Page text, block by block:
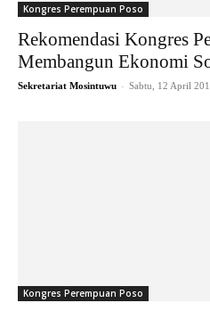
Kongres Perempuan Poso
Rekomendasi Kongres
Membangun Ekonomi
Sekretariat Mosintuwu - Sabtu, 12 April
Kongres Perempuan Poso